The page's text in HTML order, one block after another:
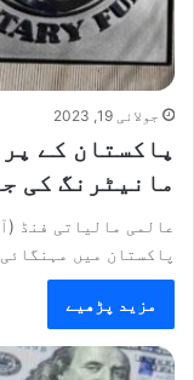
جولائی 19, 2023
پاکستان کے
مانیٹرنگ کی
عالمی مالیاتی فنڈ
پاکستان میں مہنگائی کی شرح 25.9
مزید پڑھیے